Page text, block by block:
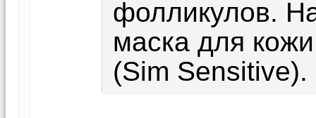
фолликулов.
маска для
(Sim Sensitive).